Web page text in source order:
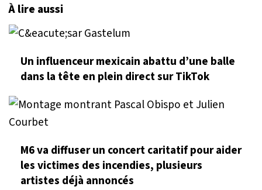
À lire aussi
Un influenceur mexicain abattu d’une balle
dans la tête en plein direct sur TikTok
M6 va diffuser un concert caritatif pour aider
les victimes des incendies, plusieurs
artistes déjà annoncés